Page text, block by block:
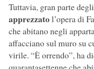
Tuttavia, gran parte
apprezzatol’opera di
che abitano negli
affacciano sul muro su
virile. “È orrendo”, ha